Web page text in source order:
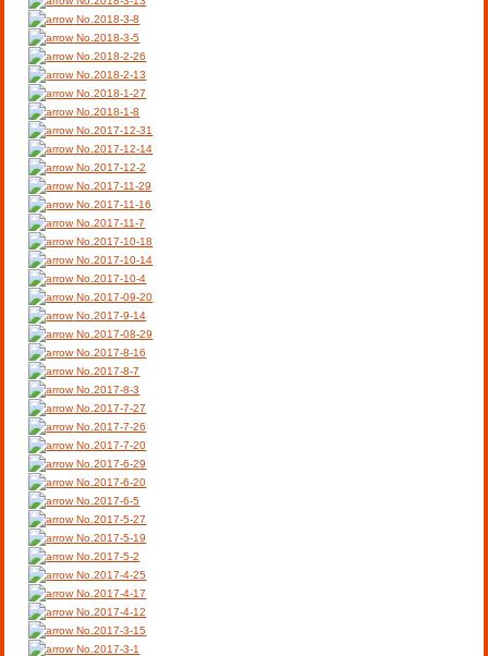
No.2018-3-8
No.2018-3-5
No.2018-2-26
No.2018-2-13
No.2018-1-27
No.2018-1-8
No.2017-12-31
No.2017-12-14
No.2017-12-2
No.2017-11-29
No.2017-11-16
No.2017-11-7
No.2017-10-18
No.2017-10-14
No.2017-10-4
No.2017-09-20
No.2017-9-14
No.2017-08-29
No.2017-8-16
No.2017-8-7
No.2017-8-3
No.2017-7-27
No.2017-7-26
No.2017-7-20
No.2017-6-29
No.2017-6-20
No.2017-6-5
No.2017-5-27
No.2017-5-19
No.2017-5-2
No.2017-4-25
No.2017-4-17
No.2017-4-12
No.2017-3-15
No.2017-3-1